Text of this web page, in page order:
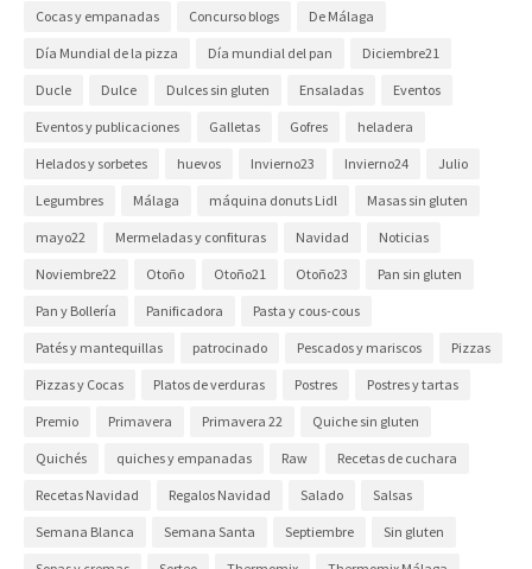
Cocas y empanadas Concurso blogs De Málaga
Día Mundial de la pizza Día mundial del pan Diciembre21
Ducle Dulce Dulces sin gluten Ensaladas Eventos
Eventos y publicaciones Galletas Gofres heladera
Helados y sorbetes huevos Invierno23 Invierno24 Julio
Legumbres Málaga máquina donuts Lidl Masas sin gluten
mayo22 Mermeladas y confituras Navidad Noticias
Noviembre22 Otoño Otoño21 Otoño23 Pan sin gluten
Pan y Bollería Panificadora Pasta y cous-cous
Patés y mantequillas patrocinado Pescados y mariscos Pizzas
Pizzas y Cocas Platos de verduras Postres Postres y tartas
Premio Primavera Primavera 22 Quiche sin gluten
Quichés quiches y empanadas Raw Recetas de cuchara
Recetas Navidad Regalos Navidad Salado Salsas
Semana Blanca Semana Santa Septiembre Sin gluten